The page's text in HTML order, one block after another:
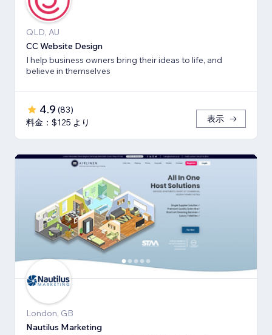
QLD, AU
CC Website Design
I help business owners bring their ideas to life, and
believe in themselves
4.9 (83)
料金：$125 より
表示
London, GB
Nautilus Marketing